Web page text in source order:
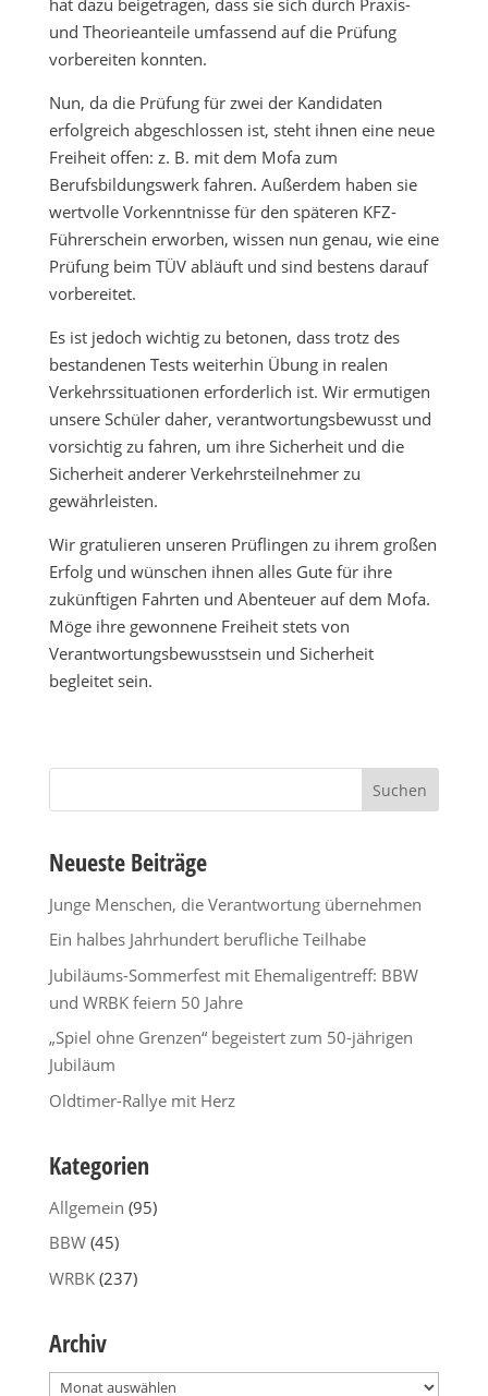
und Theorieanteile umfassend auf die Prüfung
vorbereiten konnten.
Nun, da die Prüfung für zwei der Kandidaten
erfolgreich abgeschlossen ist, steht ihnen eine neue
Freiheit offen: z. B. mit dem Mofa zum
Berufsbildungswerk fahren. Außerdem haben sie
wertvolle Vorkenntnisse für den späteren KFZ-
Führerschein erworben, wissen nun genau, wie eine
Prüfung beim TÜV abläuft und sind bestens darauf
vorbereitet.
Es ist jedoch wichtig zu betonen, dass trotz des
bestandenen Tests weiterhin Übung in realen
Verkehrssituationen erforderlich ist. Wir ermutigen
unsere Schüler daher, verantwortungsbewusst und
vorsichtig zu fahren, um ihre Sicherheit und die
Sicherheit anderer Verkehrsteilnehmer zu
gewährleisten.
Wir gratulieren unseren Prüflingen zu ihrem großen
Erfolg und wünschen ihnen alles Gute für ihre
zukünftigen Fahrten und Abenteuer auf dem Mofa.
Möge ihre gewonnene Freiheit stets von
Verantwortungsbewusstsein und Sicherheit
begleitet sein.
Suchen
Neueste Beiträge
Junge Menschen, die Verantwortung übernehmen
Ein halbes Jahrhundert berufliche Teilhabe
Jubiläums-Sommerfest mit Ehemaligentreff: BBW
und WRBK feiern 50 Jahre
„Spiel ohne Grenzen“ begeistert zum 50-jährigen
Jubiläum
Oldtimer-Rallye mit Herz
Kategorien
Allgemein (95)
BBW(45)
WRBK(237)
Archiv
Archiv